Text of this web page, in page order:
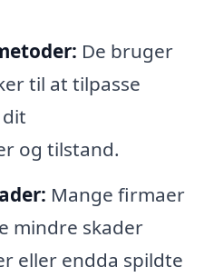
De bruger
til at tilpasse
og tilstand.
Mange firmaer
mindre skader
eller endda spildte